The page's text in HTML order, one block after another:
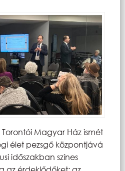
Magyar Ház ismét
élet pezsgő központjává
időszakban színes